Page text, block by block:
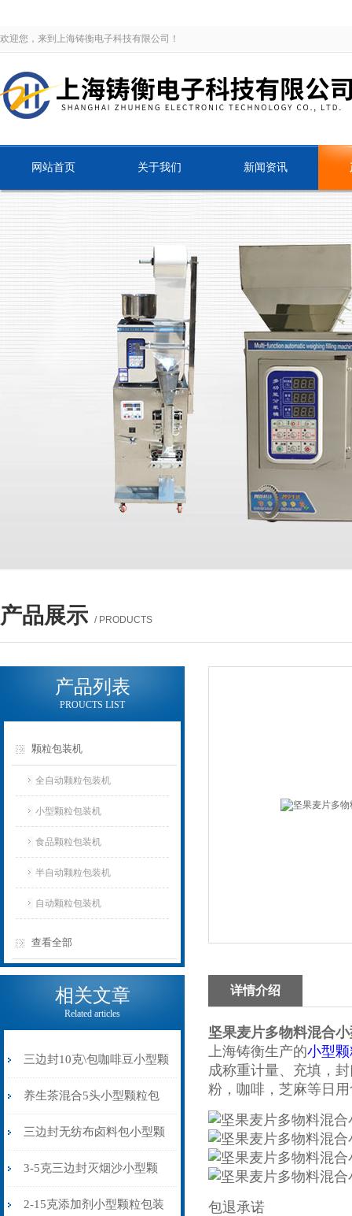
欢迎您，来到上海铸衡电子科技有限公司！
网站首页 关于我们 新闻资讯
产品展示 / PRODUCTS
产品列表
PROUCTS LIST
颗粒包装机
全自动颗粒包装机
小型颗粒包装机
食品颗粒包装机
半自动颗粒包装机
自动颗粒包装机
查看全部
相关文章
Related articles
三边封10克\包咖啡豆小型颗
粒包装机多少钱
养生茶混合5头小型颗粒包
装机高精度可定制
三边封无纺布卤料包小型颗
粒包装机厂家
3-5克三边封灭烟沙小型颗
粒包装机智能化
2-15克添加剂小型颗粒包装
详情介绍
坚果麦片多物料混合
上海铸衡生产的小型
成称重计量、充填，
粉，咖啡，芝麻等日
包退承诺